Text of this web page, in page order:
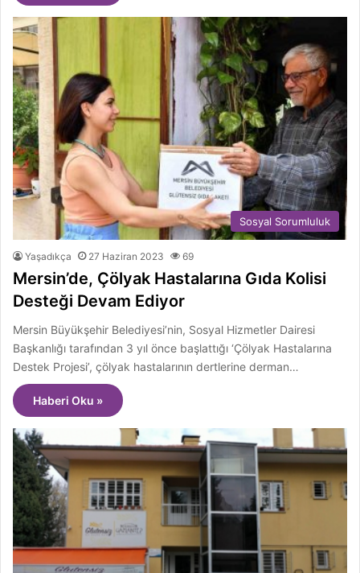
Sosyal Sorumluluk
Yaşadıkça 27 Haziran 2023 69
Mersin’de, Çölyak Hastalarına Gıda Kolisi
Desteği Devam Ediyor
Mersin Büyükşehir Belediyesi’nin, Sosyal Hizmetler Dairesi
Başkanlığı tarafından 3 yıl önce başlattığı ‘Çölyak Hastalarına
Destek Projesi’, çölyak hastalarının dertlerine derman…
Haberi Oku »